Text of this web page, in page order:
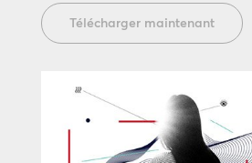
Télécharger maintenant